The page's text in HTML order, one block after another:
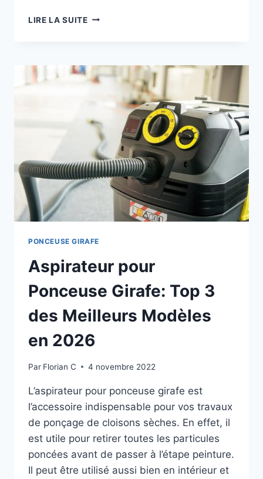
LIRE LA SUITEPONCEUSE
DEVEZ-
VOUS
L’ACHETER
?
PONCEUSE GIRAFE
Aspirateur pour
Ponceuse Girafe: Top 3
des Meilleurs Modèles
en 2026
Par Florian C 4 novembre 2022
L’aspirateur pour ponceuse girafe est
l’accessoire indispensable pour vos travaux
de ponçage de cloisons sèches. En effet, il
est utile pour retirer toutes les particules
poncées avant de passer à l’étape peinture.
Il peut être utilisé aussi bien en intérieur et